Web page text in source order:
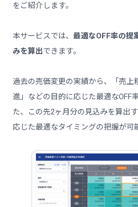
をご紹介します。
本サービスでは、 最適なOFF率の提
みを算出できます。
過去の売価変更の実績から、「売上
進」などの目的に応じた最適なOFF
た、この先2ヶ月分の見込みを算出
応じた最適なタイミングの把握が可